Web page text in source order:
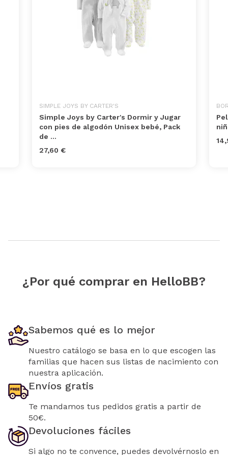
SIMPLE JOYS BY CARTER'S
Simple Joys by Carter's Dormir y Jugar
con pies de algodón Unisex bebé, Pack
de ...
27,60 €
¿Por qué comprar en HelloBB?
Sabemos qué es lo mejor
Nuestro catálogo se basa en lo que escogen las
familias que hacen sus listas de nacimiento con
nuestra aplicación.
Envíos gratis
Te mandamos tus pedidos gratis a partir de
50€.
Devoluciones fáciles
Si algo no te convence, puedes devolvérnoslo en